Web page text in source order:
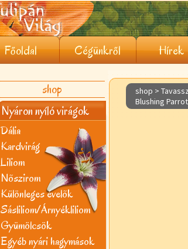
Főoldal Cégünkről Hírek
shop
Nyáron nyíló virágok
Dália
Kardvirág
Liliom
Nõszirom
Különleges évelõk
Sásliliom/Árnyékliliom
Gyümölcsök
Egyéb nyári hagymások
shop >
Blushing Parrot